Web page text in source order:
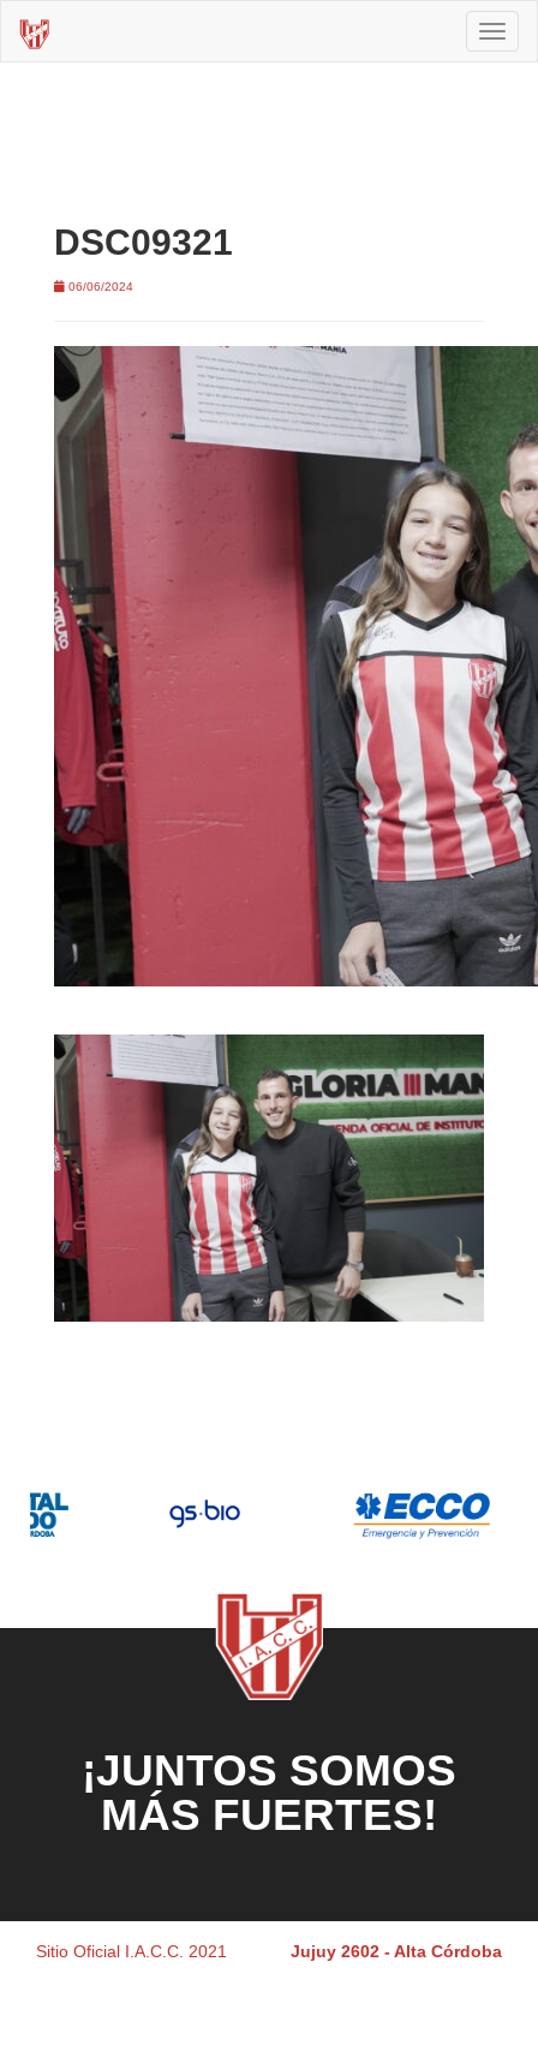
DSC09321
06/06/2024
¡JUNTOS SOMOS
MÁS FUERTES!
Sitio Oficial I.A.C.C. 2021 Jujuy 2602 - Alta Córdoba